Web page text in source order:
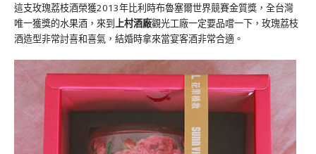
這支玫瑰荔枝酒榮獲2013年比利時布魯塞爾世界競賽金質獎，全台灣
唯一獲獎的水果酒，來到上村酒廠觀光工廠一定要品嚐一下，玫瑰荔枝
酒造型非常討喜和喜氣，結婚時拿來當宴客酒非常合適。